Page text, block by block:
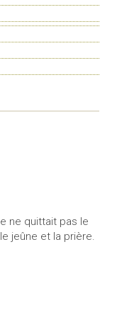
ne quittait pas le
jeûne et la prière.